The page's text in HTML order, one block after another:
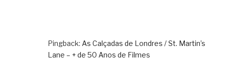
Pingback: As Calçadas de Londres / St. Martin’s
Lane – + de 50 Anos de Filmes